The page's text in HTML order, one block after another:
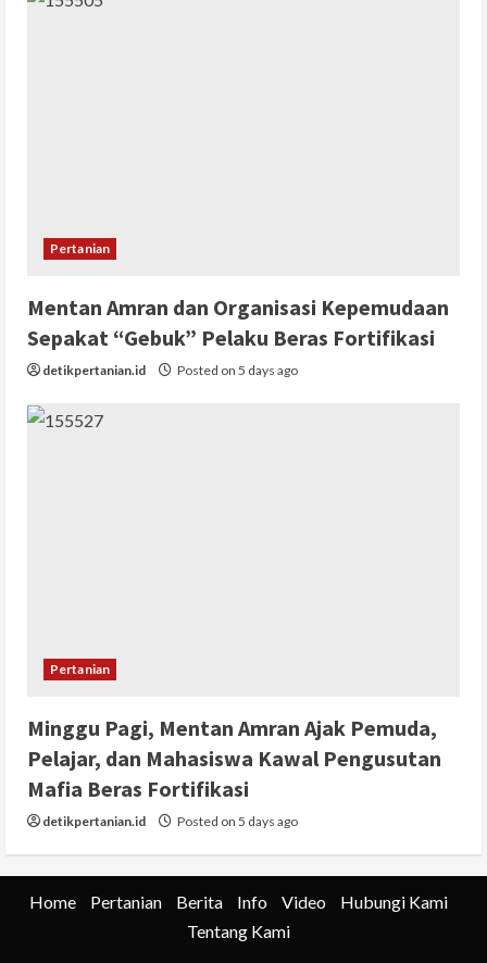
Pertanian
Mentan Amran dan Organisasi Kepemudaan
Sepakat “Gebuk” Pelaku Beras Fortifikasi
detikpertanian.id Posted on 5 days ago
Pertanian
Minggu Pagi, Mentan Amran Ajak Pemuda,
Pelajar, dan Mahasiswa Kawal Pengusutan
Mafia Beras Fortifikasi
detikpertanian.id Posted on 5 days ago
Home Pertanian Berita Info Video
Hubungi Kami
Tentang Kami